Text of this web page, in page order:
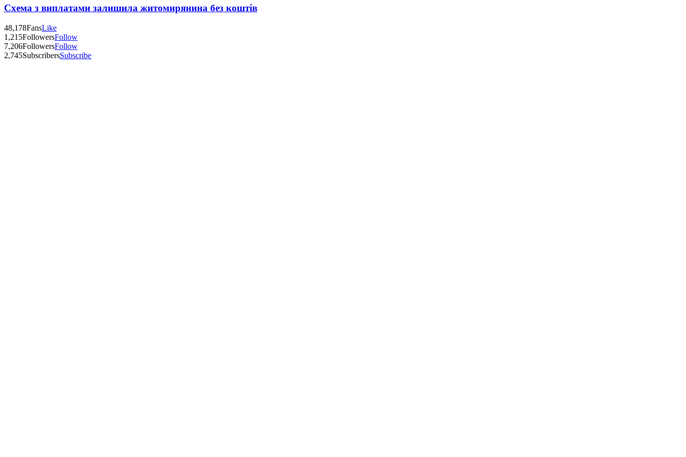
Схема з виплатами залишила житомирянина без коштів
48,178FansLike
1,215FollowersFollow
7,206FollowersFollow
2,745SubscribersSubscribe